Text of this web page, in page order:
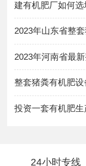
建有机肥厂如何
整套猪粪有机肥设
投资一套有机肥
24小时专线